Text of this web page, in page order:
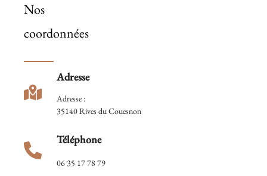
Nos
coordonnées
Adresse
Adresse :
35140 Rives du Couesnon
Téléphone
06 35 17 78 79